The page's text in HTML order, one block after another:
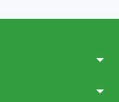
arrow_drop_down
arrow_drop_down